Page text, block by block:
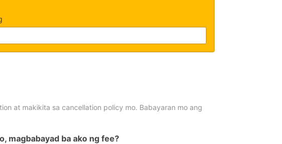
at makikita sa cancellation policy mo. Babayaran mo ang
magbabayad ba ako ng fee?